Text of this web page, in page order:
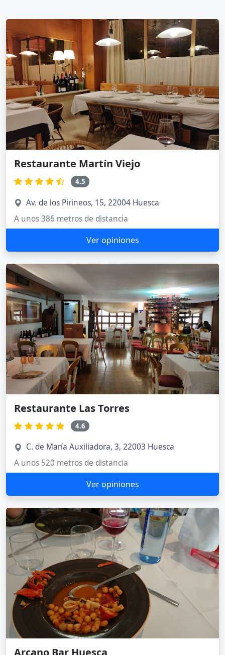
Restaurante Martín Viejo
4.5
Av. de los Pirineos, 15, 22004 Huesca
A unos 386 metros de distancia
Ver opiniones
Restaurante Las Torres
4.6
C. de María Auxiliadora, 3, 22003 Huesca
A unos 520 metros de distancia
Ver opiniones